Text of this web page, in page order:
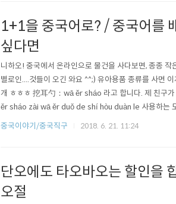
1+1을 중국어로? / 중국어를
싶다면
니하오! 중국에서 온라인으로 물건을 사다보면, 종종
별로인....것들이 오긴 와요 ^^;) 유아용품 종류를 사면
개 ㅎㅎㅎ 挖耳勺：wā ĕr sháo 라고 합니다. 제 친구
ěr sháo zài wā ěr duǒ de shí hòu duàn le 사용하는 도
더 많이 팔기위해서 有很多促销活动：yǒu hěn duō
중국이야기/중국직구 2018. 6. 21. 11:24
단오에도 타오바오는 할인을
오절